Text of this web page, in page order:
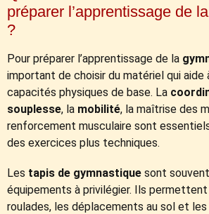
préparer l’apprentissage de
?
Pour préparer l’apprentissage de la
important de choisir du matériel qui aide
capacités physiques de base. La
souplesse, la mobilité, la maîtrise des
renforcement musculaire sont
des exercices plus techniques.
Les tapis de gymnastique sont
équipements à privilégier. Ils permettent
roulades, les déplacements au sol et les